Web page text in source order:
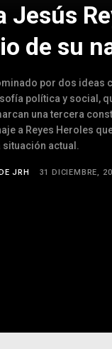
Jesús
de su
por dos ideas
política y social,
una tercera
a Reyes Heroles
actual.
JRH 31 DICIEMBRE,